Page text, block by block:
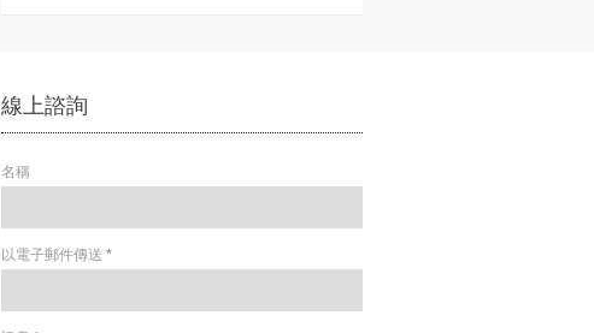
線上諮詢
名稱
以電子郵件傳送 *